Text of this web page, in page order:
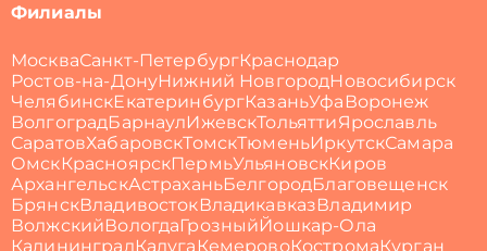
Филиалы
МоскваСанкт-ПетербургКраснодар
Ростов-на-ДонуНижний НовгородНовосибирск
ЧелябинскЕкатеринбургКазаньУфа Воронеж
ВолгоградБарнаулИжевскТольяттиЯрославль
СаратовХабаровскТомскТюменьИркутскСамара
ОмскКрасноярскПермьУльяновскКиров
АрхангельскАстраханьБелгородБлаговещенск
БрянскВладивостокВладикавказВладимир
ВолжскийВологдаГрозныйЙошкар-Ола
КалининградКалуга КемеровоКостромаКурган